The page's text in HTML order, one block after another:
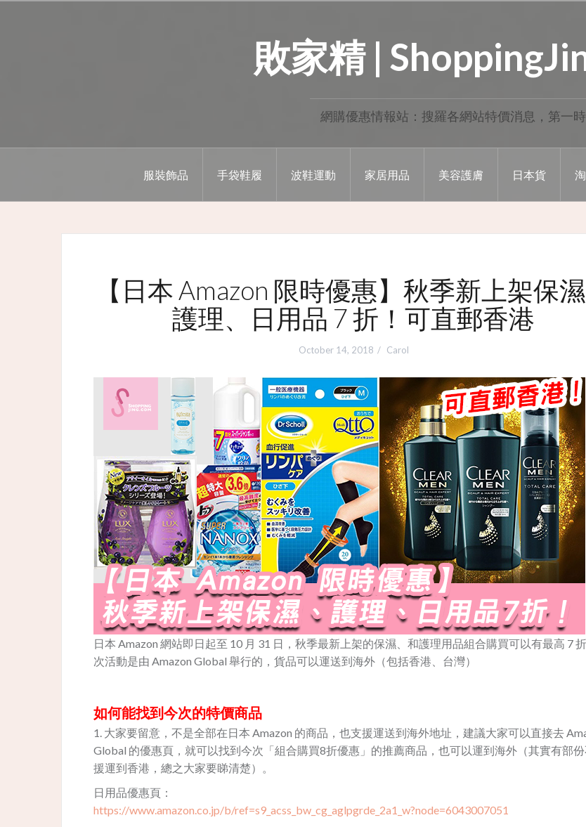
敗家精 |
網購優惠情報站：搜羅各網站特價消息，第一
服裝飾品 手袋鞋履 波鞋運動 家居用品 美容護膚 日本貨
【日本 Amazon 限時優惠】秋季新上架保濕
護理、日用品 7 折！可直郵香港
October 14, 2018 Carol
日本 Amazon 網站即日起至 10 月 31 日，秋季最新上架的保濕、和護理用品組合購買可以有最高 7
次活動是由 Amazon Global 舉行的，貨品可以運送到海外（包括香港、台灣）
如何能找到今次的特價商品
1. 大家要留意，不是全部在日本 Amazon 的商品，也支援運送到海外地址，建議大家可以直接去
Global 的優惠頁，就可以找到今次「組合購買8折優惠」的推薦商品，也可以運到海外（其實有部
援運到香港，總之大家要睇清楚）。
日用品優惠頁：
https://www.amazon.co.jp/b/ref=s9_acss_bw_cg_aglpgrde_2a1_w?node=6043007051